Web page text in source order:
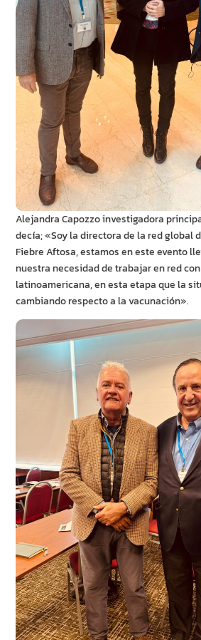
Alejandra Capozzo investigadora
decía; «Soy la directora de la red global
Fiebre Aftosa, estamos en este evento
nuestra necesidad de trabajar en red
latinoamericana, en esta etapa que la
cambiando respecto a la vacunación».